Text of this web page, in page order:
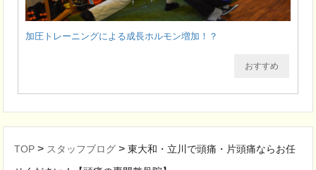
加圧トレーニングによる成長ホルモン増加！？
おすすめ
TOP > スタッフブログ >東大和・立川で頭痛・片頭痛ならお任